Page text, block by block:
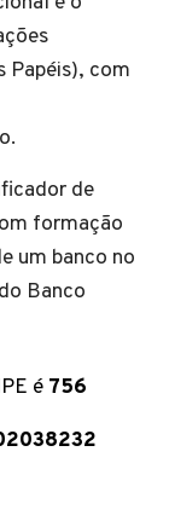
Papéis), com
de
formação
um banco no
Banco
é 756